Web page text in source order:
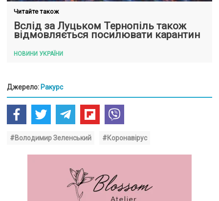
Читайте також
Вслід за Луцьком Тернопіль також
відмовляється посилювати карантин
НОВИНИ УКРАЇНИ
Джерело: Ракурс
#Володимир Зеленський #Коронавірус